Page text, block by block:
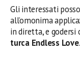
Gli interessati
all’omonima
in diretta, e godersi
turca Endless Love.